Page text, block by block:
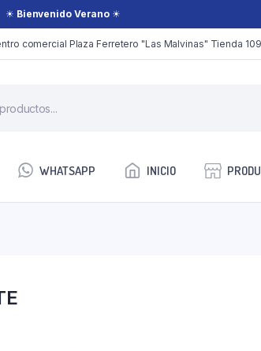
☀ Bienvenido Verano ☀
comercial Plaza Ferretero "Las Malvinas" Tienda
WHATSAPP INICIO